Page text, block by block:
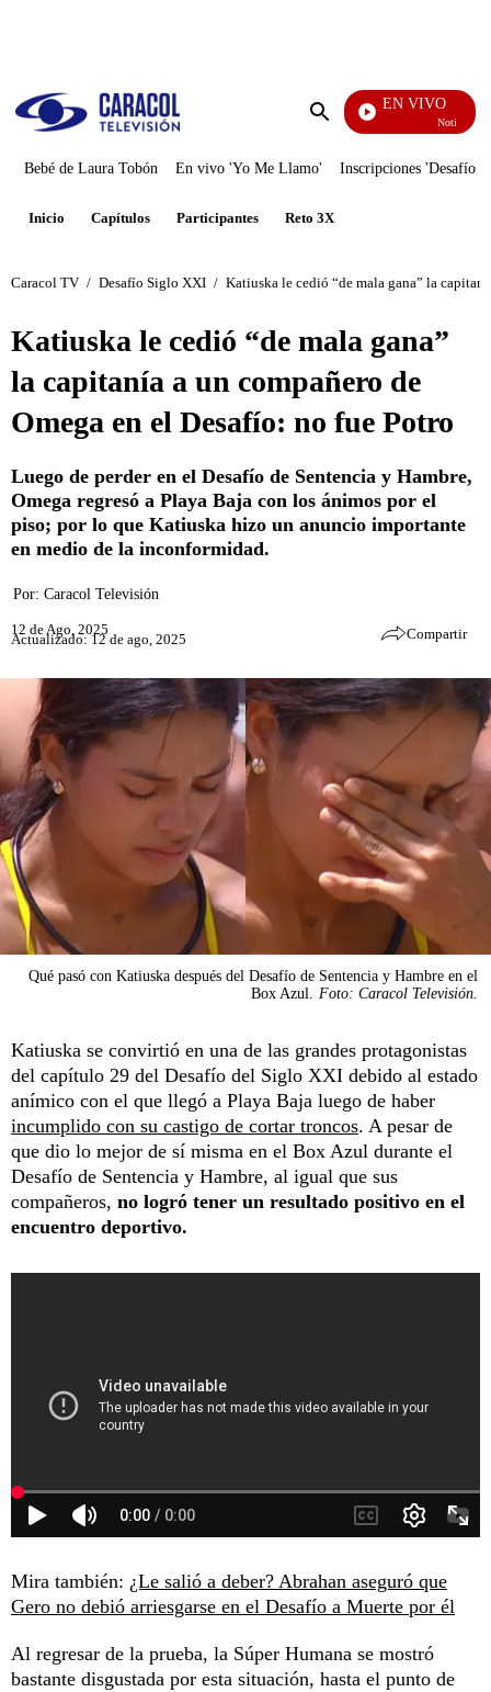
Enviar
EN VIVO
Noticias
Bebé de Laura Tobón En vivo 'Yo Me Llamo' Inscripciones 'Desafío'
Inicio Capítulos Participantes Reto 3X
Caracol TV / Desafío Siglo XXI / Katiuska le cedió “de mala gana” la
Katiuska le cedió “de mala gana”
la capitanía a un compañero de
Omega en el Desafío: no fue Potro
Luego de perder en el Desafío de Sentencia y Hambre,
Omega regresó a Playa Baja con los ánimos por el
piso; por lo que Katiuska hizo un anuncio importante
en medio de la inconformidad.
Por: Caracol Televisión
12 de Ago, 2025
Actualizado: 12 de ago, 2025 Compartir
Qué pasó con Katiuska después del Desafío de Sentencia y Hambre en el
Box Azul.
Foto: Caracol Televisión.
Katiuska se convirtió en una de las grandes protagonistas
del capítulo 29 del Desafío del Siglo XXI debido al estado
anímico con el que llegó a Playa Baja luego de haber
incumplido con su castigo de cortar troncos. A pesar de
que dio lo mejor de sí misma en el Box Azul durante el
Desafío de Sentencia y Hambre, al igual que sus
compañeros, no logró tener un resultado positivo en el
encuentro deportivo.
Mira también: ¿Le salió a deber? Abrahan aseguró que
Gero no debió arriesgarse en el Desafío a Muerte por él
Al regresar de la prueba, la Súper Humana se mostró
bastante disgustada por esta situación, hasta el punto de